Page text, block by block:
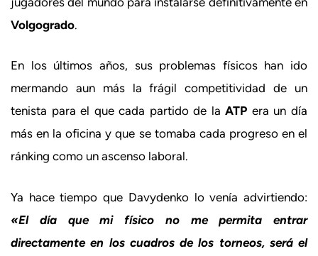
Volgogrado.
En los últimos años, sus problemas físicos han ido
mermando aun más la frágil competitividad de un
tenista para el que cada partido de laATP era un día
más en la oficina y que se tomaba cada progreso en el
ránking como un ascenso laboral.
Ya hace tiempo que Davydenko lo venía advirtiendo:
«El día que mi físico no me permita entrar
directamente en los cuadros de los torneos, será el